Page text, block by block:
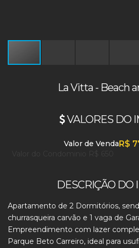
La Vitta - Beach
VALORES DO
R$
Valor de Venda
DESCRIÇÃO DO
Apartamento de 2 Dormitórios,
churrasqueira carvão e 1 vaga de
Empreendimento com lazer
Parque Beto Carreiro, ideal para